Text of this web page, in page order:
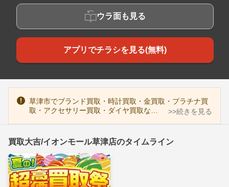
ウラ面も見る
アプリでチラシを見る(無料)
草津市でブランド買取・時計買取・金買取・プラチナ買
取・アクセサリー買取・ダイヤ買取な…
>>続きを見る
買取大吉/イオンモール草津店のタイムライン